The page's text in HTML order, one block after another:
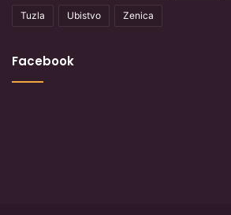
Tuzla Ubistvo Zenica
Facebook